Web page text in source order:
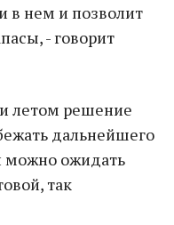
в нем и позволит
- говорит
летом решение
дальнейшего
можно ожидать
так